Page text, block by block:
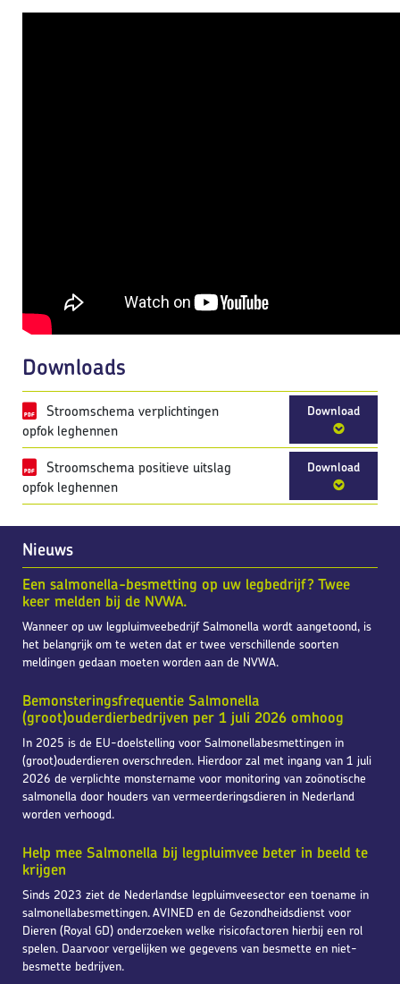
Nieuws
Een salmonella-besmetting op uw legbedrijf? Twee
keer melden bij de NVWA.
Wanneer op uw legpluimveebedrijf Salmonella wordt aangetoond, is
het belangrijk om te weten dat er twee verschillende soorten
meldingen gedaan moeten worden aan de NVWA.
Bemonsteringsfrequentie Salmonella
(groot)ouderdierbedrijven per 1 juli 2026 omhoog
In 2025 is de EU-doelstelling voor Salmonellabesmettingen in
(groot)ouderdieren overschreden. Hierdoor zal met ingang van 1 juli
2026 de verplichte monstername voor monitoring van zoönotische
salmonella door houders van vermeerderingsdieren in Nederland
worden verhoogd.
Help mee Salmonella bij legpluimvee beter in beeld te
krijgen
Sinds 2023 ziet de Nederlandse legpluimveesector een toename in
salmonellabesmettingen. AVINED en de Gezondheidsdienst voor
Dieren (Royal GD) onderzoeken welke risicofactoren hierbij een rol
spelen. Daarvoor vergelijken we gegevens van besmette en niet-
besmette bedrijven.
Downloads
Stroomschema verplichtingen
opfok leghennen
Download
Stroomschema positieve uitslag
opfok leghennen
Download